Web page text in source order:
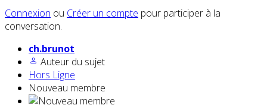
Connexion ou Créer un compte pour participer à la
conversation.
ch.brunot
Auteur du sujet
Hors Ligne
Nouveau membre